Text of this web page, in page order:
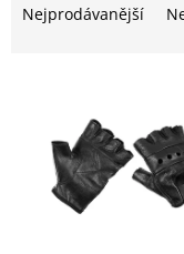
Nejprodávanější